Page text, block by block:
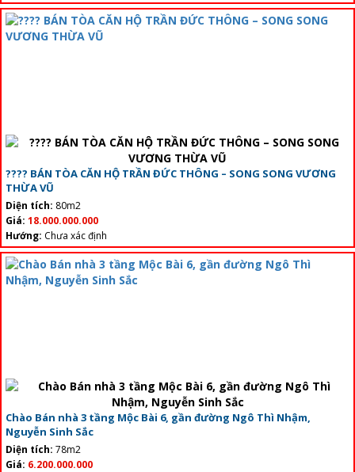
???? BÁN TÒA CĂN HỘ TRẦN ĐỨC THÔNG – SONG SONG VƯƠNG
THỪA VŨ
Diện tích: 80m2
Giá: 18.000.000.000
Hướng: Chưa xác định
Chào Bán nhà 3 tầng Mộc Bài 6, gần đường Ngô Thì Nhậm,
Nguyễn Sinh Sắc
Diện tích: 78m2
Giá: 6.200.000.000